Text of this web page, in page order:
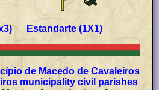
Estandarte (1X1)
de Macedo de Cavaleiros
municipality civil parishes